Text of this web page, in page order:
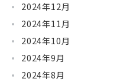
2024年12月
2024年11月
2024年10月
2024年9月
2024年8月